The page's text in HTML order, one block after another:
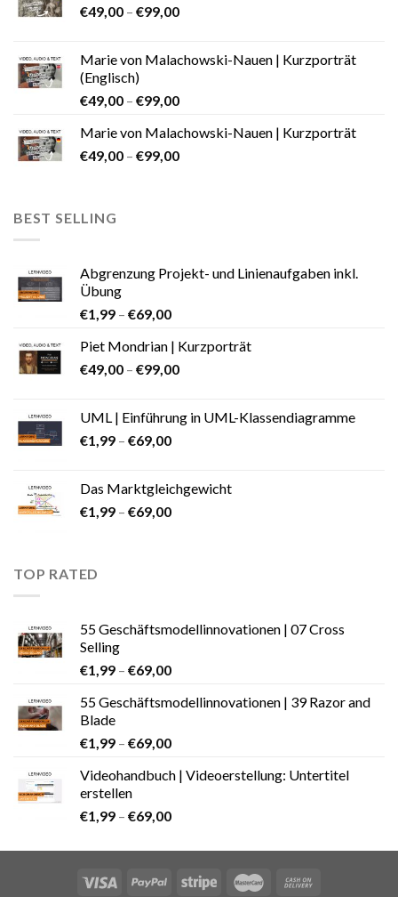
€49,00 – €99,00
Marie von Malachowski-Nauen | Kurzporträt
(Englisch)
€49,00 – €99,00
Marie von Malachowski-Nauen | Kurzporträt
€49,00 – €99,00
BEST SELLING
Abgrenzung Projekt- und Linienaufgaben inkl.
Übung
€1,99 – €69,00
Piet Mondrian | Kurzporträt
€49,00 – €99,00
UML | Einführung in UML-Klassendiagramme
€1,99 – €69,00
Das Marktgleichgewicht
€1,99 – €69,00
TOP RATED
55 Geschäftsmodellinnovationen | 07 Cross
Selling
€1,99 – €69,00
55 Geschäftsmodellinnovationen | 39 Razor and
Blade
€1,99 – €69,00
Videohandbuch | Videoerstellung: Untertitel
erstellen
€1,99 – €69,00